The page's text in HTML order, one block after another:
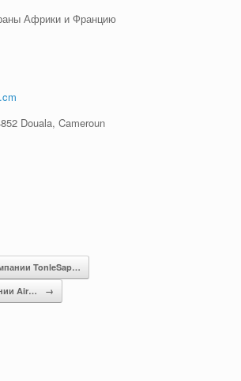
Африки и Францию
Douala, Cameroun
TonleSap…
Air…
→